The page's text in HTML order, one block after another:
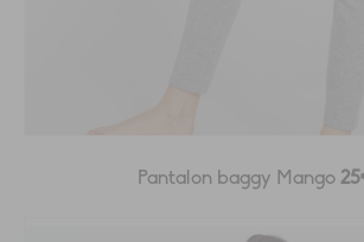
Pantalon baggy Mango